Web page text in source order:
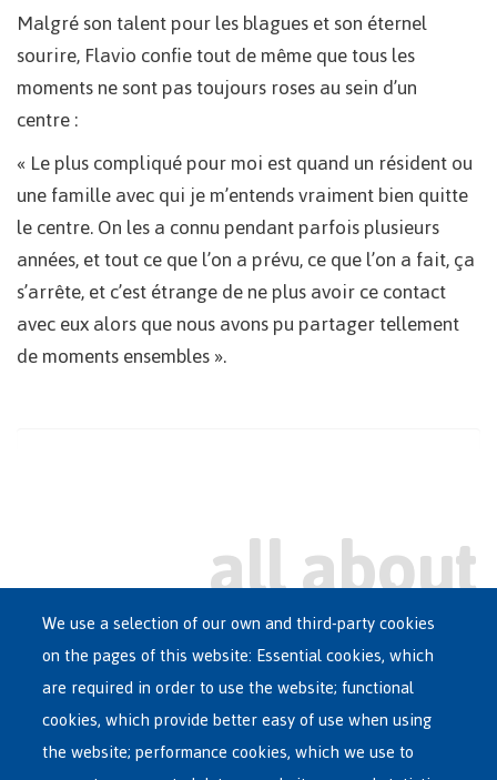
Malgré son talent pour les blagues et son éternel
sourire, Flavio confie tout de même que tous les
moments ne sont pas toujours roses au sein d’un
centre :
« Le plus compliqué pour moi est quand un résident ou
une famille avec qui je m’entends vraiment bien quitte
le centre. On les a connu pendant parfois plusieurs
années, et tout ce que l’on a prévu, ce que l’on a fait, ça
s’arrête, et c’est étrange de ne plus avoir ce contact
avec eux alors que nous avons pu partager tellement
de moments ensembles ».
Main
menu
ASYLUM IN BELGIUM
RECEPTION CENTRES
We use a selection of our own and third-party cookies
on the pages of this website: Essential cookies, which
are required in order to use the website; functional
cookies, which provide better easy of use when using
the website; performance cookies, which we use to